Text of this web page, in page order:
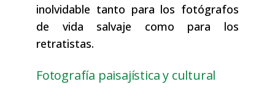
inolvidable tanto para los fotógrafos
de vida salvaje como para los
retratistas.
Fotografía paisajística y cultural